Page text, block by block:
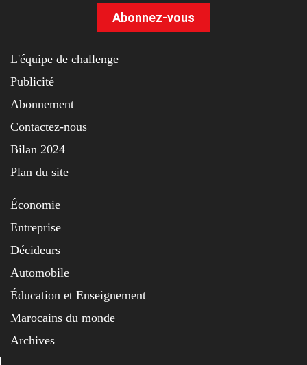
Abonnez-vous
L'équipe de challenge
Publicité
Abonnement
Contactez-nous
Bilan 2024
Plan du site
Économie
Entreprise
Décideurs
Automobile
Éducation et Enseignement
Marocains du monde
Archives